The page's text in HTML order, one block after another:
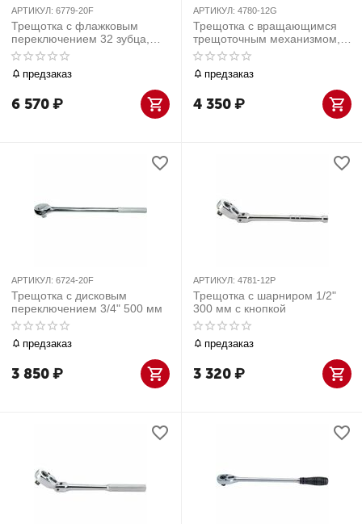
АРТИКУЛ: 6779-20F
Трещотка с флажковым
переключением 32 зубца,
3/4" 500 мм
предзаказ
6 570₽
АРТИКУЛ: 4780-12G
Трещотка с вращающимся
трещоточным механизмом,
1/2", 360°, 300 мм, 72 зуба
предзаказ
4 350₽
АРТИКУЛ: 6724-20F
Трещотка с дисковым
переключением 3/4" 500 мм
предзаказ
3 850₽
АРТИКУЛ: 4781-12P
Трещотка с шарниром 1/2"
300 мм с кнопкой
предзаказ
3 320₽